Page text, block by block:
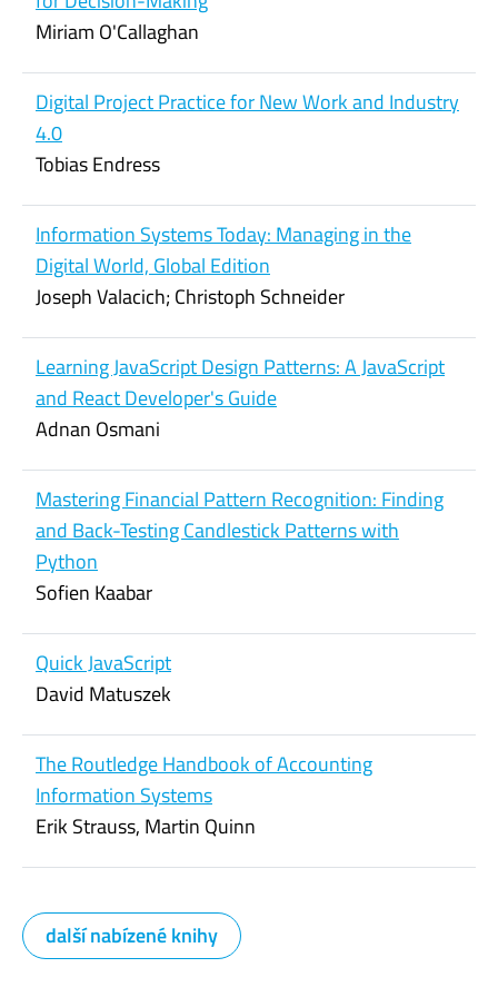
Miriam O'Callaghan
Digital Project Practice for New Work and Industry
4.0
Tobias Endress
Information Systems Today: Managing in the
Digital World, Global Edition
Joseph Valacich; Christoph Schneider
Learning JavaScript Design Patterns: A JavaScript
and React Developer's Guide
Adnan Osmani
Mastering Financial Pattern Recognition: Finding
and Back-Testing Candlestick Patterns with
Python
Sofien Kaabar
Quick JavaScript
David Matuszek
The Routledge Handbook of Accounting
Information Systems
Erik Strauss, Martin Quinn
další nabízené knihy